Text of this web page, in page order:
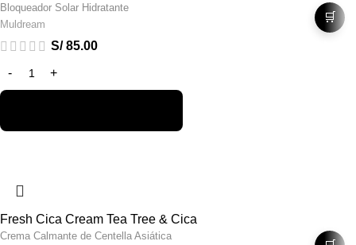
Bloqueador Solar Hidratante
Muldream
S/85.00
🛒
Fresh Cica Cream Tea Tree & Cica
Crema Calmante de Centella Asiática